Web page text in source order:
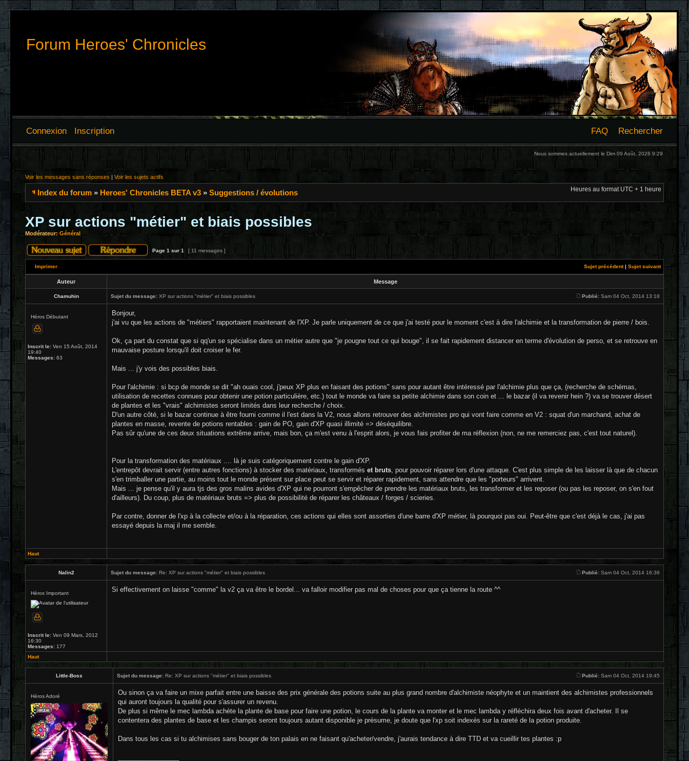
Forum Heroes' Chronicles
Connexion Inscription FAQ Rechercher
Nous sommes actuellement le Dim 09 Août, 2026 9:29
Voir les messages sans réponses | Voir les sujets actifs
Index du forum » Heroes' Chronicles BETA v3 » Suggestions / évolutions Heures au format UTC + 1 heure
XP sur actions "métier" et biais possibles
Modérateur: Général
Page 1 sur 1 [ 11 messages ]
Imprimer Sujet précédent| Sujet suivant
Auteur Message
Chamuhin Sujet du message: XP sur actions "métier" et biais possibles Publié: Sam 04 Oct, 2014 13:18
Héros Débutant
Inscrit le: Ven 15 Août, 2014
19:40
Messages: 63
Bonjour,
j'ai vu que les actions de "métiers" rapportaient maintenant de l'XP. Je parle uniquement de ce que j'ai testé pour le moment c'est à dire l'alchimie et la transformation de pierre / bois.
Ok, ça part du constat que si qq'un se spécialise dans un métier autre que "je pougne tout ce qui bouge", il se fait rapidement distancer en terme d'évolution de perso, et se retrouve en
mauvaise posture lorsqu'il doit croiser le fer.
Mais ... j'y vois des possibles biais.
Pour l'alchimie : si bcp de monde se dit "ah ouais cool, j'peux XP plus en faisant des potions" sans pour autant être intéressé par l'alchimie plus que ça, (recherche de schémas,
utilisation de recettes connues pour obtenir une potion particulière, etc.) tout le monde va faire sa petite alchimie dans son coin et ... le bazar (il va revenir hein ?) va se trouver désert
de plantes et les "vrais" alchimistes seront limités dans leur recherche / choix.
D'un autre côté, si le bazar continue à être fourni comme il l'est dans la V2, nous allons retrouver des alchimistes pro qui vont faire comme en V2 : squat d'un marchand, achat de
plantes en masse, revente de potions rentables : gain de PO, gain d'XP quasi illimité => déséquilibre.
Pas sûr qu'une de ces deux situations extrême arrive, mais bon, ça m'est venu à l'esprit alors, je vous fais profiter de ma réflexion (non, ne me remerciez pas, c'est tout naturel).
Pour la transformation des matériaux .... là je suis catégoriquement contre le gain d'XP.
L'entrepôt devrait servir (entre autres fonctions) à stocker des matériaux, transformés et bruts, pour pouvoir réparer lors d'une attaque. C'est plus simple de les laisser là que de chacun
s'en trimballer une partie, au moins tout le monde présent sur place peut se servir et réparer rapidement, sans attendre que les "porteurs" arrivent.
Mais ... je pense qu'il y aura tjs des gros malins avides d'XP qui ne pourront s'empêcher de prendre les matériaux bruts, les transformer et les reposer (ou pas les reposer, on s'en fout
d'ailleurs). Du coup, plus de matériaux bruts => plus de possibilité de réparer les châteaux / forges / scieries.
Par contre, donner de l'xp à la collecte et/ou à la réparation, ces actions qui elles sont assorties d'une barre d'XP métier, là pourquoi pas oui. Peut-être que c'est déjà le cas, j'ai pas
essayé depuis la maj il me semble.
Haut
Nalin2 Sujet du message: Re: XP sur actions "métier" et biais possibles Publié: Sam 04 Oct, 2014 16:36
Héros Important
Inscrit le: Ven 09 Mars, 2012
16:30
Messages: 177
Si effectivement on laisse "comme" la v2 ça va être le bordel... va falloir modifier pas mal de choses pour que ça tienne la route ^^
Haut
Little-Boss Sujet du message: Re: XP sur actions "métier" et biais possibles Publié: Sam 04 Oct, 2014 19:45
Héros Adoré
Ou sinon ça va faire un mixe parfait entre une baisse des prix générale des potions suite au plus grand nombre d'alchimiste néophyte et un maintient des alchimistes professionnels
qui auront toujours la qualité pour s'assurer un revenu.
De plus si même le mec lambda achète la plante de base pour faire une potion, le cours de la plante va monter et le mec lambda y réfléchira deux fois avant d'acheter. Il se
contentera des plantes de base et les champis seront toujours autant disponible je présume, je doute que l'xp soit indexés sur la rareté de la potion produite.
Dans tous les cas si tu alchimises sans bouger de ton palais en ne faisant qu'acheter/vendre, j'aurais tendance à dire TTD et va cueillir tes plantes :p